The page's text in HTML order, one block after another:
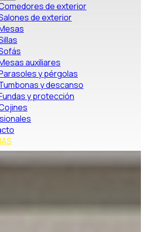
de exterior
de exterior
auxiliares
y pérgolas
y descanso
y protección